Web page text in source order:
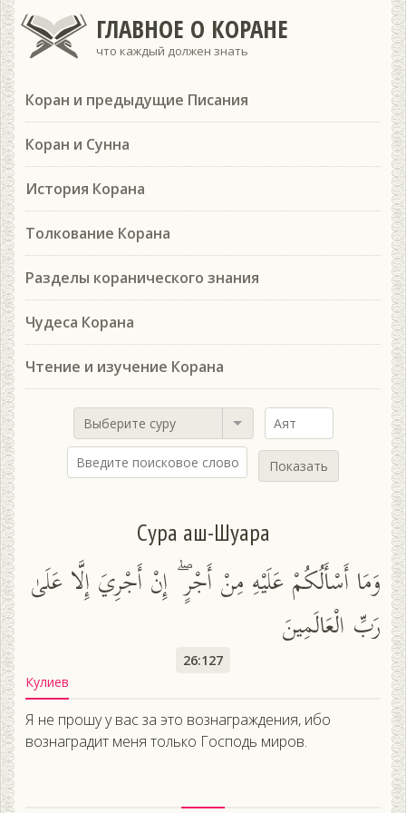
ГЛАВНОЕ О КОРАНЕ
что каждый должен знать
Коран и предыдущие Писания
Коран и Сунна
История Корана
Толкование Корана
Разделы коранического знания
Чудеса Корана
Чтение и изучение Корана
Выберите суру
Показать
Сура аш-Шуара
وَمَا أَسْأَلُكُمْ عَلَيْهِ مِنْ أَجْرٍ ۖ إِنْ أَجْرِيَ إِلَّا عَلَىٰ
رَبِّ الْعَالَمِينَ
26:127
Кулиев
Я не прошу у вас за это вознаграждения, ибо
вознаградит меня только Господь миров.